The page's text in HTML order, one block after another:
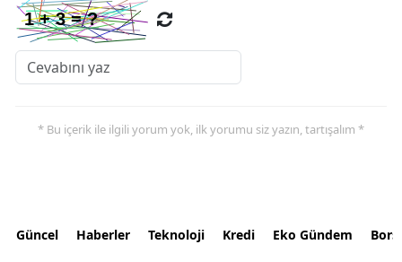
* Bu içerik ile ilgili yorum yok, ilk yorumu siz yazın, tartışalım *
Güncel Haberler Teknoloji Kredi Eko Gündem